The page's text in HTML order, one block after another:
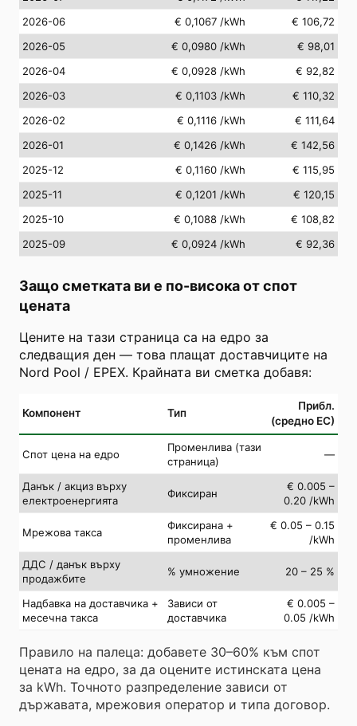
2026-06
€ 0,1067 /kWh
€ 106,72
2026-05
€ 0,0980 /kWh
€ 98,01
2026-04
€ 0,0928 /kWh
€ 92,82
2026-03
€ 0,1103 /kWh
€ 110,32
2026-02
€ 0,1116 /kWh
€ 111,64
2026-01
€ 0,1426 /kWh
€ 142,56
2025-12
€ 0,1160 /kWh
€ 115,95
2025-11
€ 0,1201 /kWh
€ 120,15
2025-10
€ 0,1088 /kWh
€ 108,82
2025-09
€ 0,0924 /kWh € 92,36
Защо сметката ви е по-висока от спот
цената
Цените на тази страница са на едро за
следващия ден — това плащат доставчиците на
Nord Pool / EPEX. Крайната ви сметка добавя:
Компонент Тип
Прибл.
(средно ЕС)
Спот цена на едро
Променлива (тази
страница)
—
Данък / акциз върху
електроенергията
Фиксиран
€ 0.005 –
0.20 /kWh
Мрежова такса
Фиксирана +
променлива
€ 0.05 – 0.15
/kWh
ДДС / данък върху
продажбите
% умножение 20 – 25 %
Надбавка на доставчика +
месечна такса
Зависи от
доставчика
€ 0.005 –
0.05 /kWh
Правило на палеца: добавете 30–60% към спот
цената на едро, за да оцените истинската цена
за kWh. Точното разпределение зависи от
държавата, мрежовия оператор и типа договор.